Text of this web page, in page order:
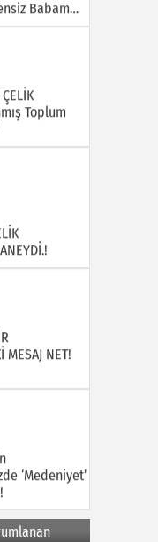
Babam…
Toplum
MESAJ NET!
‘Medeniyet’